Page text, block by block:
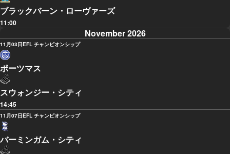
ブラックバーン・ローヴァーズ
11:00
November 2026
11月03日EFL チャンピオンシップ
ポーツマス
スウォンジー・シティ
14:45
11月07日EFL チャンピオンシップ
バーミンガム・シティ